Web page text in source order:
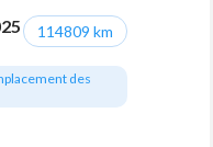
avec un particulier.
des
114809 km